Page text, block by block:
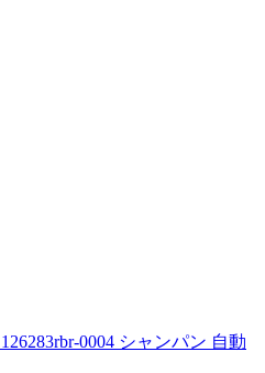
0004 シャンパン 自動